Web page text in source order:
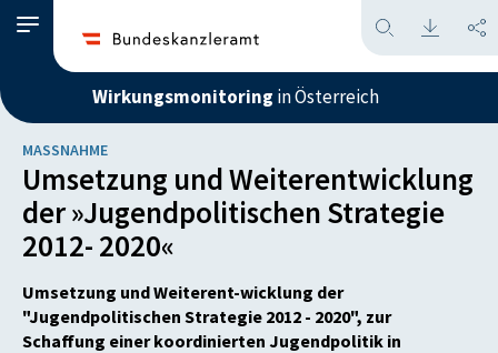
Wirkungsmonitoring in Österreich
MASSNAHME
Umsetzung und Weiterentwicklung
der »Jugendpolitischen Strategie
2012- 2020«
Umsetzung und Weiterent-wicklung der
"Jugendpolitischen Strategie 2012 - 2020", zur
Schaffung einer koordinierten Jugendpolitik in